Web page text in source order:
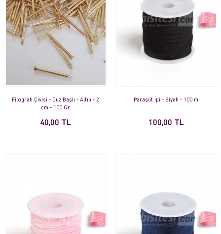
Filografi Çivisi - Düz Başlı - Altın - 2
cm - 100 Gr
40,00 TL
Paraşüt İpi - Siyah - 100 m
100,00 TL